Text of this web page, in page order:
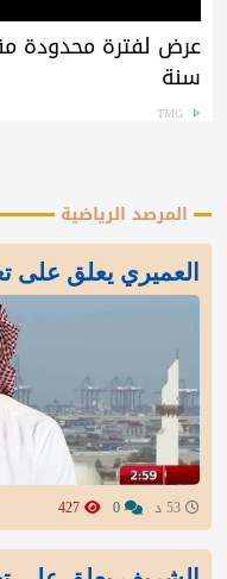
سنة
TMG
المرصد الرياضية
العميري يعلق على